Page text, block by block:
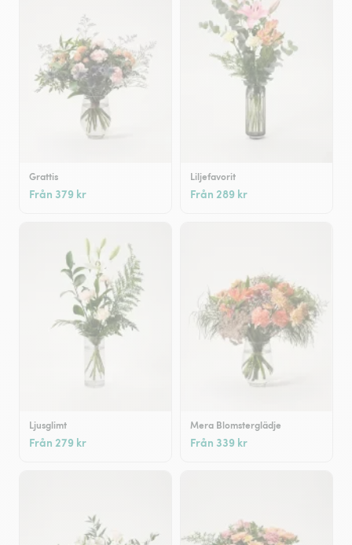
Grattis
Från 379 kr
Liljefavorit
Från 289 kr
Ljusglimt
Från 279 kr
Mera Blomsterglädje
Från 339 kr